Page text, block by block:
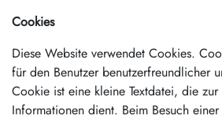
Cookies
Diese Website verwendet Cookies.
für den Benutzer benutzerfreundlicher
Cookie ist eine kleine Textdatei, die
Informationen dient. Beim Besuch